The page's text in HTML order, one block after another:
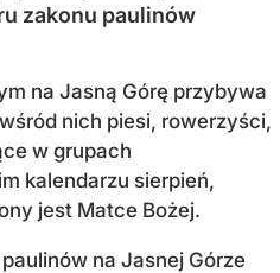
zakonu paulinów
na Jasną Górę przybywa
nich piesi, rowerzyści,
w grupach
kalendarzu sierpień,
jest Matce Bożej.
na Jasnej Górze